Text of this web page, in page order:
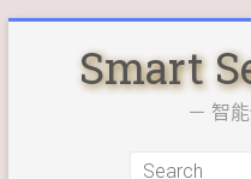
Smart
－ 智能伺服